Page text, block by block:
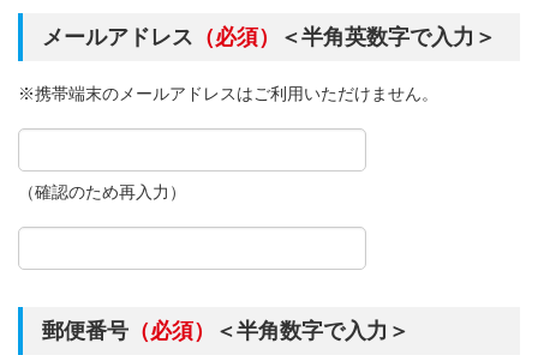
メールアドレス （必須） ＜半角英数字で入力＞
※携帯端末のメールアドレスはご利用いただけません。
（確認のため再入力）
郵便番号 （必須） ＜半角数字で入力＞